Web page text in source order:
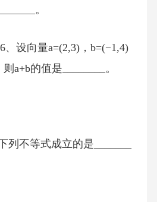
。
、设向量a=(2,3)，b=(−1,4)
a+b的值是________。
列不等式成立的是_______